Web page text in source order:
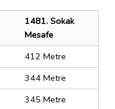
1481. Sokak
Mesafe
412 Metre
344 Metre
345 Metre